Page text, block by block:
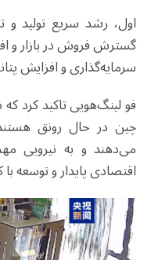
اول، رشد سریع تولید و
گسترش فروش در بازار
سرمایه‌گذاری و افزایش
فو لینگ‌هویی تاکید کرد
چین در حال رونق
می‌دهند و به نیرویی
اقتصادی پایدار و توسعه